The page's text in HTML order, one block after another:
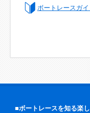
ボートレースガ
■ボートレースを知る楽